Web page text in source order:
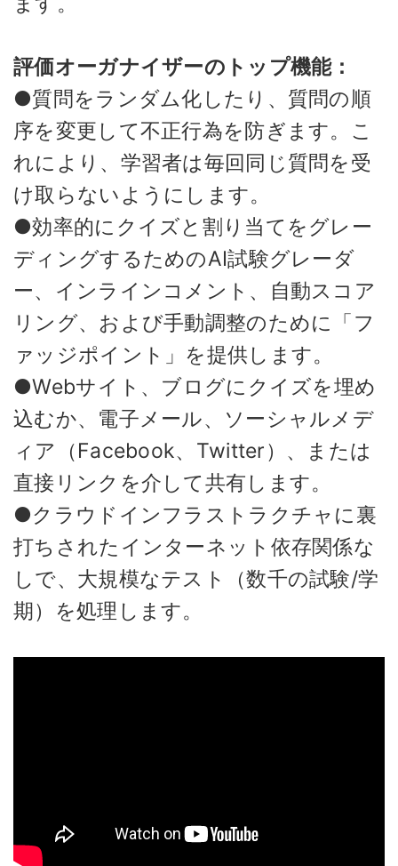
評価オーガナイザーのトップ機能：
●質問をランダム化したり、質問の順
序を変更して不正行為を防ぎます。こ
れにより、学習者は毎回同じ質問を受
け取らないようにします。
●効率的にクイズと割り当てをグレー
ディングするためのAI試験グレーダ
ー、インラインコメント、自動スコア
リング、および手動調整のために「フ
ァッジポイント」を提供します。
●Webサイト、ブログにクイズを埋め
込むか、電子メール、ソーシャルメデ
ィア（Facebook、Twitter）、または
直接リンクを介して共有します。
●クラウドインフラストラクチャに裏
打ちされたインターネット依存関係な
しで、大規模なテスト（数千の試験/学
期）を処理します。